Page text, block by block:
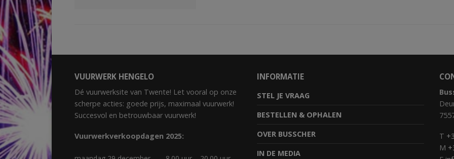
VUURWERK HENGELO
Dé vuurwerksite van Twente! Let vooral op onze
scherpe acties: goede prijs, maximaal vuurwerk!
Succesvol en betrouwbaar vuurwerk!
Vuurwerkverkoopdagen 2025:
INFORMATIE
STEL JE VRAAG
BESTELLEN & OPHALEN
OVER BUSSCHER
IN DE MEDIA
T
M